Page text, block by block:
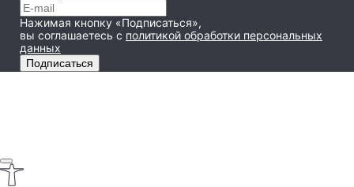
Нажимая кнопку «Подписаться»,
вы соглашаетесь с политикой обработки персональных
данных
Подписаться